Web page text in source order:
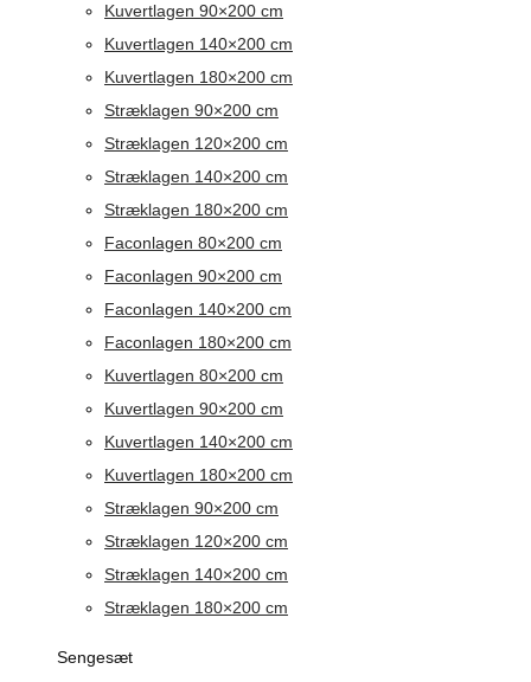
Kuvertlagen 90×200 cm
Kuvertlagen 140×200 cm
Kuvertlagen 180×200 cm
Stræklagen 90×200 cm
Stræklagen 120×200 cm
Stræklagen 140×200 cm
Stræklagen 180×200 cm
Faconlagen 80×200 cm
Faconlagen 90×200 cm
Faconlagen 140×200 cm
Faconlagen 180×200 cm
Kuvertlagen 80×200 cm
Kuvertlagen 90×200 cm
Kuvertlagen 140×200 cm
Kuvertlagen 180×200 cm
Stræklagen 90×200 cm
Stræklagen 120×200 cm
Stræklagen 140×200 cm
Stræklagen 180×200 cm
Sengesæt